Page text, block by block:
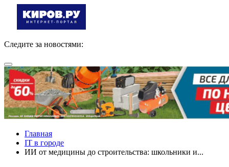
Следите за новостями:
Главная
IT в городе
ИИ от медицины до строительства: школьники и...